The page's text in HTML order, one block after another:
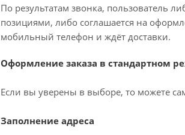
По результатам звонка, пользователь
позициями, либо соглашается на
мобильный телефон и ждёт доставки.
Оформление заказа в стандартном
Если вы уверены в выборе, то можете
Заполнение адреса